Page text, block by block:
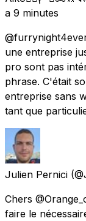
a 9 minutes
une entreprise
pro sont pas
phrase. C'était
entreprise sans
tant que
Julien Pernici
Chers
faire le